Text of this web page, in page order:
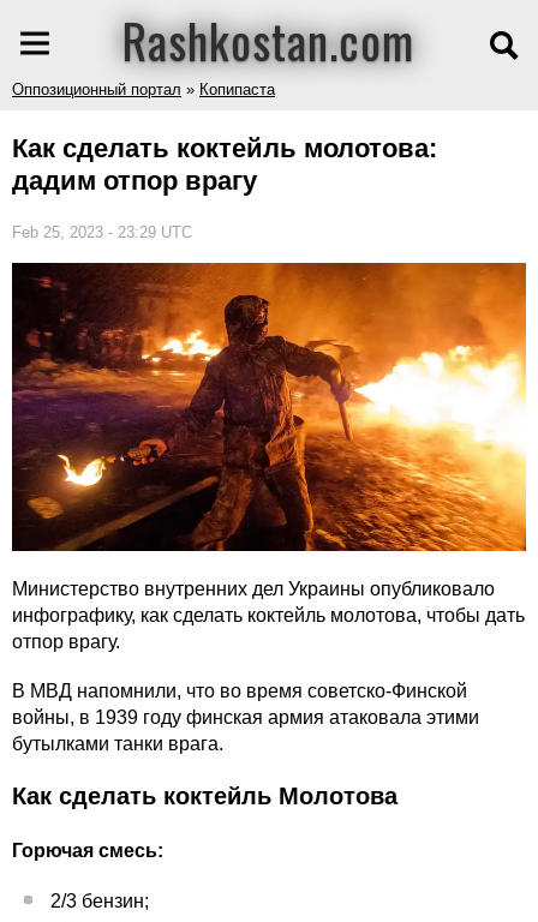
Rashkostan.com
Оппозиционный портал » Копипаста
Как сделать коктейль молотова:
дадим отпор врагу
Feb 25, 2023 - 23:29 UTC
Министерство внутренних дел Украины опубликовало
инфографику, как сделать коктейль молотова, чтобы дать
отпор врагу.
В МВД напомнили, что во время советско-Финской
войны, в 1939 году финская армия атаковала этими
бутылками танки врага.
Как сделать коктейль Молотова
Горючая смесь:
2/3 бензин;